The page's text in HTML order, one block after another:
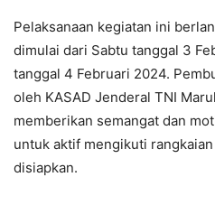
Pelaksanaan kegiatan ini
dimulai dari Sabtu tanggal 3
tanggal 4 Februari 2024.
oleh KASAD Jenderal TNI
memberikan semangat dan
untuk aktif mengikuti
disiapkan.